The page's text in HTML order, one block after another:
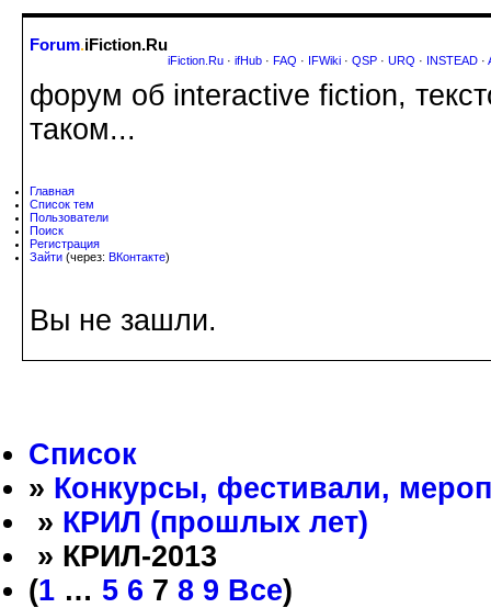
Forum.iFiction.Ru
iFiction.Ru · ifHub · FAQ · IFWiki · QSP · URQ · INSTEAD ·
форум об interactive fiction,
таком...
Главная
Список тем
Пользователи
Поиск
Регистрация
Зайти (через: ВКонтакте)
Вы не зашли.
Список
» Конкурсы, фестивали,
» КРИЛ (прошлых лет)
» КРИЛ-2013
(1 … 5 6 7 8 9 Все)